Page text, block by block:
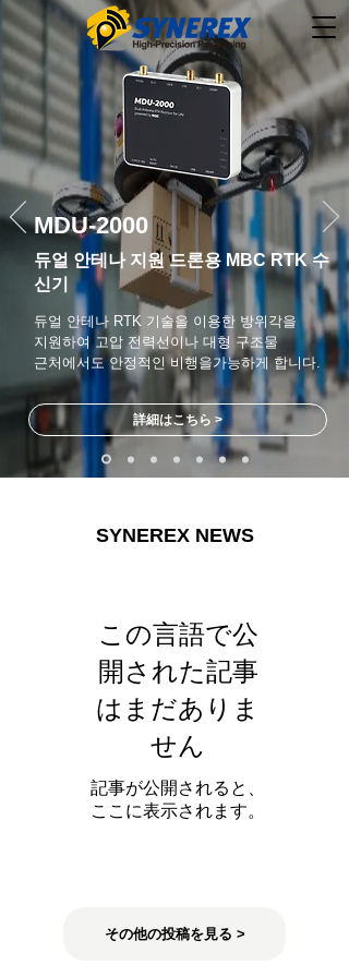
詳細はこちら >
MDU-2000
듀얼 안테나 지원 드론용 MBC RTK 수
신기
듀얼 안테나 RTK 기술을 이용한 방위각을
지원하여 고압 전력선이나 대형 구조물
근처에서도 안정적인 비행을가능하게 합니다.
SYNEREX NEWS
この言語で公
開された記事
はまだありま
せん
記事が公開されると、
ここに表示されます。
その他の投稿を見る >